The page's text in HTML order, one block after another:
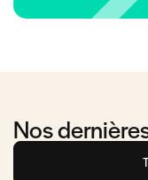
Nos